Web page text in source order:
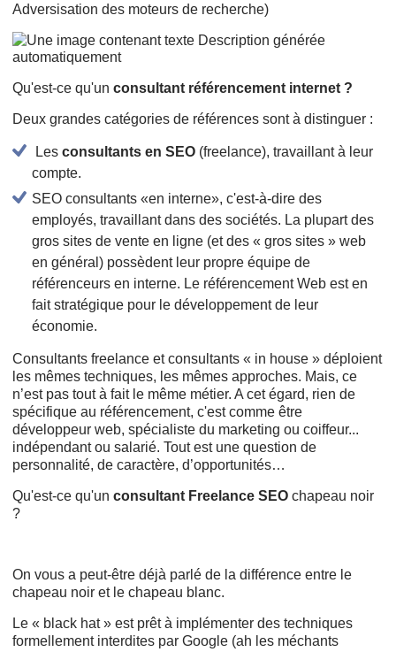
Adversisation des moteurs de recherche)
Qu'est-ce qu'unconsultant référencement internet ?
Deux grandes catégories de références sont à distinguer :
Lesconsultants en SEO (freelance), travaillant à leur
compte.
SEO consultants «en interne», c'est-à-dire des
employés, travaillant dans des sociétés. La plupart des
gros sites de vente en ligne (et des « gros sites » web
en général) possèdent leur propre équipe de
référenceurs en interne. Le référencement Web est en
fait stratégique pour le développement de leur
économie.
Consultants freelance et consultants « in house » déploient
les mêmes techniques, les mêmes approches. Mais, ce
n’est pas tout à fait le même métier. A cet égard, rien de
spécifique au référencement, c'est comme être
développeur web, spécialiste du marketing ou coiffeur...
indépendant ou salarié. Tout est une question de
personnalité, de caractère, d’opportunités…
Qu'est-ce qu'unconsultant Freelance SEOchapeau noir
?
On vous a peut-être déjà parlé de la différence entre le
chapeau noir et le chapeau blanc.
Le « black hat » est prêt à implémenter des techniques
formellement interdites par Google (ah les méchants